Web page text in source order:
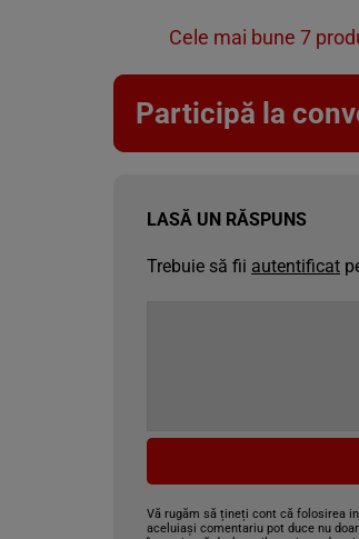
Cele mai bune 7
Participă la
LASĂ UN RĂSPUNS
Trebuie să fii autentificat
Vă rugăm să țineți cont că folosirea
aceluiași comentariu pot duce nu